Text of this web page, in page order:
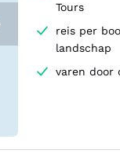
Tours
reis per
landschap
varen door